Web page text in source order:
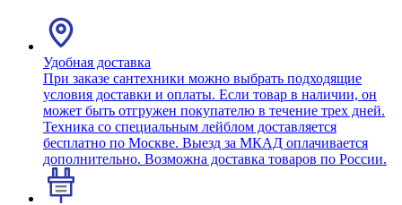
Удобная доставка
При заказе сантехники можно выбрать подходящие
условия доставки и оплаты. Если товар в наличии, он
может быть отгружен покупателю в течение трех дней.
Техника со специальным лейблом доставляется
бесплатно по Москве. Выезд за МКАД оплачивается
дополнительно. Возможна доставка товаров по России.